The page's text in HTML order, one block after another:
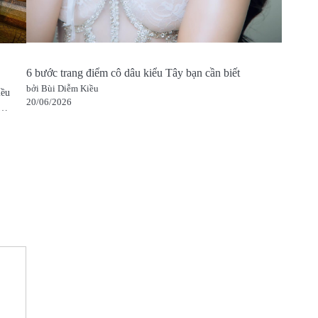
6 bước trang điểm cô dâu kiểu Tây bạn cần biết
bởi Bùi Diễm Kiều
20/06/2026